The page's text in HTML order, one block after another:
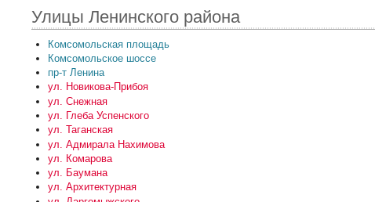
Улицы Ленинского района
Комсомольская площадь
Комсомольское шоссе
пр-т Ленина
ул. Новикова-Прибоя
ул. Снежная
ул. Глеба Успенского
ул. Таганская
ул. Адмирала Нахимова
ул. Комарова
ул. Баумана
ул. Архитектурная